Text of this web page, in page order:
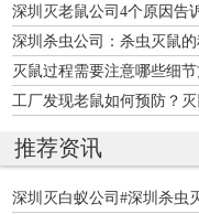
深圳灭老鼠公司4个原因告
深圳杀虫公司：杀虫灭鼠
灭鼠过程需要注意哪些细
工厂发现老鼠如何预防？
推荐资讯
深圳灭白蚁公司#深圳杀虫